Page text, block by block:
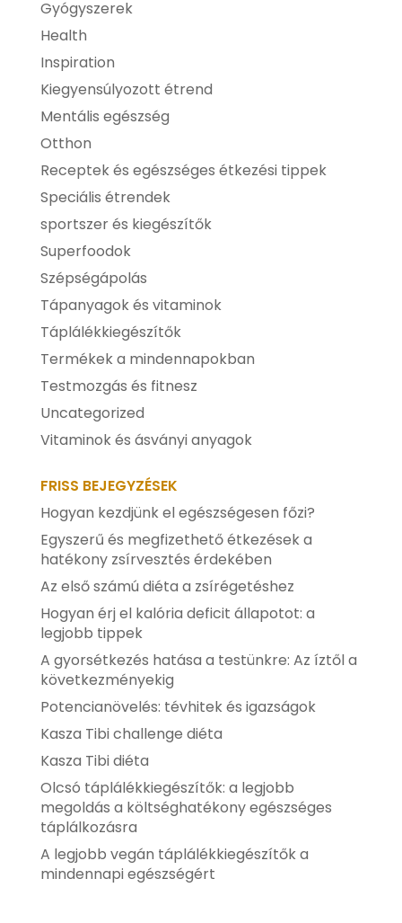
Gyógyszerek
Health
Inspiration
Kiegyensúlyozott étrend
Mentális egészség
Otthon
Receptek és egészséges étkezési tippek
Speciális étrendek
sportszer és kiegészítők
Superfoodok
Szépségápolás
Tápanyagok és vitaminok
Táplálékkiegészítők
Termékek a mindennapokban
Testmozgás és fitnesz
Uncategorized
Vitaminok és ásványi anyagok
FRISS BEJEGYZÉSEK
Hogyan kezdjünk el egészségesen főzi?
Egyszerű és megfizethető étkezések a
hatékony zsírvesztés érdekében
Az első számú diéta a zsírégetéshez
Hogyan érj el kalória deficit állapotot: a
legjobb tippek
A gyorsétkezés hatása a testünkre: Az íztől a
következményekig
Potencianövelés: tévhitek és igazságok
Kasza Tibi challenge diéta
Kasza Tibi diéta
Olcsó táplálékkiegészítők: a legjobb
megoldás a költséghatékony egészséges
táplálkozásra
A legjobb vegán táplálékkiegészítők a
mindennapi egészségért